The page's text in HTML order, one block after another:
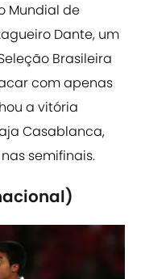
Mundial de
Dante, um
Brasileira
com apenas
a vitória
Casablanca,
nas semifinais.